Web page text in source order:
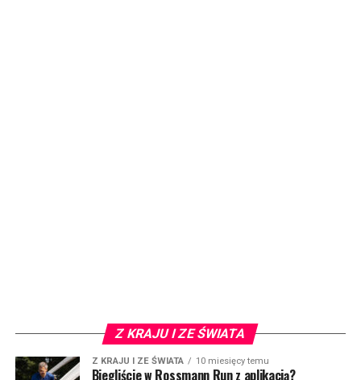
Z KRAJU I ZE ŚWIATA
Z KRAJU I ZE ŚWIATA 10 miesięcy temu
Biegliście w Rossmann Run z aplikacją?